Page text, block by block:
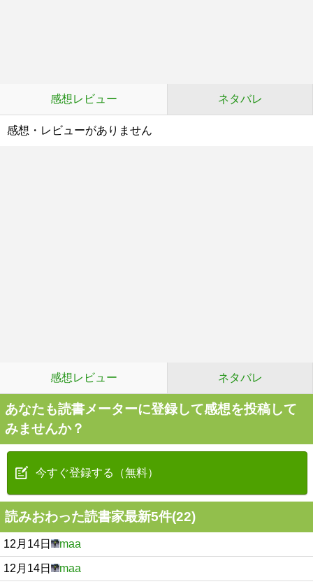
感想レビュー ネタバレ
感想・レビューがありません
感想レビュー ネタバレ
あなたも読書メーターに登録して感想を投稿して
みませんか？
今すぐ登録する（無料）
読みおわった読書家最新5件(22)
12月14日 maa
12月14日 maa